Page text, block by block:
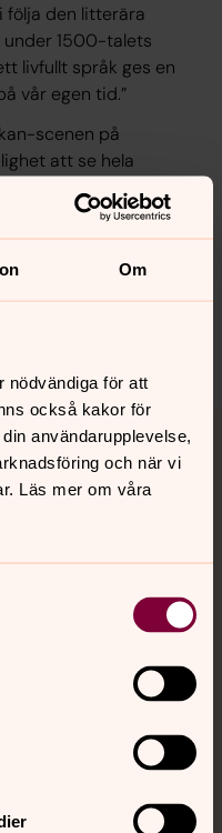
Om
nödvändiga för att
också kakor för
användarupplevelse,
och när vi
Läs mer om våra
följa den litterära
under 1500-talets
livfullt språk ges en
vår egen tid.”
scenen på
att se hela